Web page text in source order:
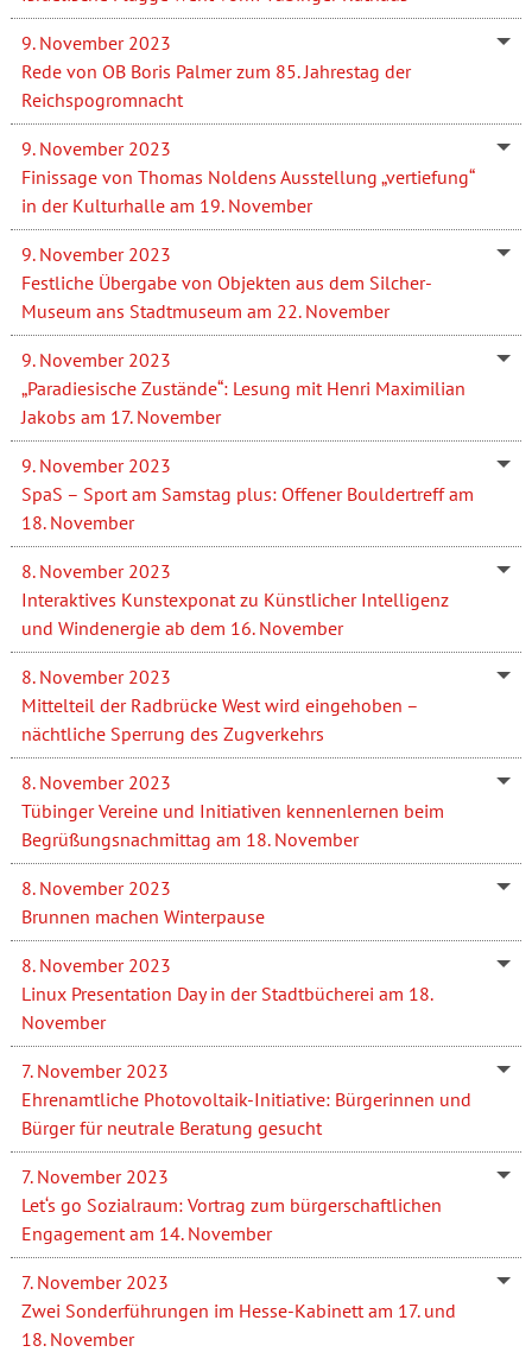
9. November 2023
Rede von OB Boris Palmer zum 85. Jahrestag der
Reichspogromnacht
9. November 2023
Finissage von Thomas Noldens Ausstellung „vertiefung“
in der Kulturhalle am 19. November
9. November 2023
Festliche Übergabe von Objekten aus dem Silcher-
Museum ans Stadtmuseum am 22. November
9. November 2023
„Paradiesische Zustände“: Lesung mit Henri Maximilian
Jakobs am 17. November
9. November 2023
SpaS – Sport am Samstag plus: Offener Bouldertreff am
18. November
8. November 2023
Interaktives Kunstexponat zu Künstlicher Intelligenz
und Windenergie ab dem 16. November
8. November 2023
Mittelteil der Radbrücke West wird eingehoben –
nächtliche Sperrung des Zugverkehrs
8. November 2023
Tübinger Vereine und Initiativen kennenlernen beim
Begrüßungsnachmittag am 18. November
8. November 2023
Brunnen machen Winterpause
8. November 2023
Linux Presentation Day in der Stadtbücherei am 18.
November
7. November 2023
Ehrenamtliche Photovoltaik-Initiative: Bürgerinnen und
Bürger für neutrale Beratung gesucht
7. November 2023
Let‘s go Sozialraum: Vortrag zum bürgerschaftlichen
Engagement am 14. November
7. November 2023
Zwei Sonderführungen im Hesse-Kabinett am 17. und
18. November